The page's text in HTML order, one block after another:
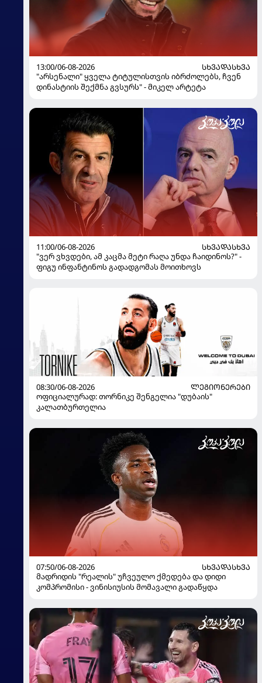
13:00/06-08-2026
ᲡᲮᲕᲐᲓᲐᲡᲮᲕᲐ
"არსენალი" ყველა ტიტულისთვის იბრძოლებს, ჩვენ
დინასტიის შექმნა გვსურს" - მიკელ არტეტა
11:00/06-08-2026
ᲡᲮᲕᲐᲓᲐᲡᲮᲕᲐ
"ვერ ვხვდები, ამ კაცმა მეტი რაღა უნდა ჩაიდინოს?" -
ფიგუ ინფანტინოს გადადგომას მოითხოვს
08:30/06-08-2026
ᲚᲔᲒᲘᲝᲜᲔᲠᲔᲑᲘ
ოფიციალურად: თორნიკე შენგელია "დუბაის"
კალათბურთელია
07:50/06-08-2026
ᲡᲮᲕᲐᲓᲐᲡᲮᲕᲐ
მადრიდის "რეალის" უჩვეულო ქმედება და დიდი
კომპრომისი - ვინისიუსის მომავალი გადაწყდა